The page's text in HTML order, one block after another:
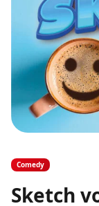
Comedy
Sketch